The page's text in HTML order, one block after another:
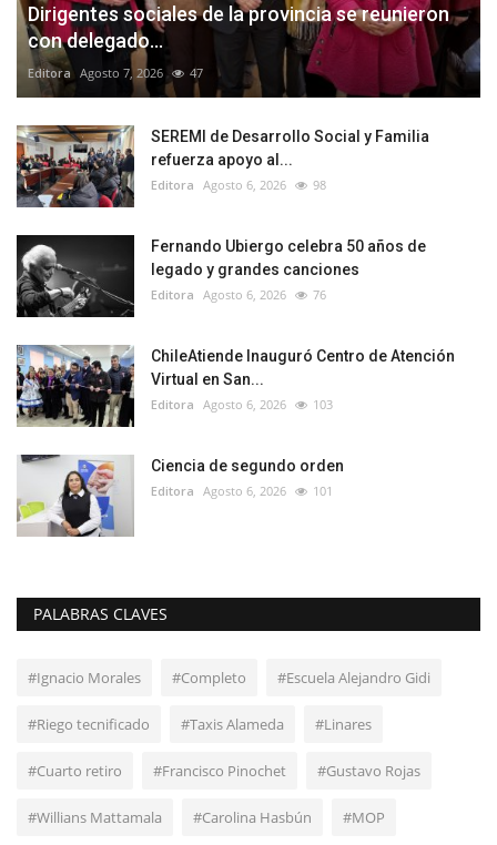
Dirigentes sociales de la provincia se reunieron
con delegado...
Editora Agosto 7, 2026 47
SEREMI de Desarrollo Social y Familia
refuerza apoyo al...
Editora Agosto 6, 2026 98
Fernando Ubiergo celebra 50 años de
legado y grandes canciones
Editora Agosto 6, 2026 76
ChileAtiende Inauguró Centro de Atención
Virtual en San...
Editora Agosto 6, 2026 103
Ciencia de segundo orden
Editora Agosto 6, 2026 101
PALABRAS CLAVES
#Ignacio Morales #Completo #Escuela Alejandro Gidi
#Riego tecnificado #Taxis Alameda #Linares
#Cuarto retiro #Francisco Pinochet #Gustavo Rojas
#Willians Mattamala #Carolina Hasbún #MOP